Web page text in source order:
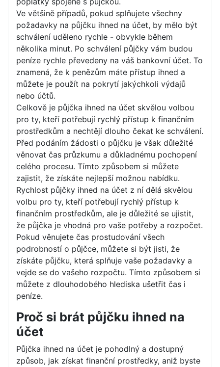
Ve většině případů, pokud splňujete všechny
požadavky na půjčku ihned na účet, by mělo být
schválení uděleno rychle - obvykle během
několika minut. Po schválení půjčky vám budou
peníze rychle převedeny na váš bankovní účet. To
znamená, že k penězům máte přístup ihned a
můžete je použít na pokrytí jakýchkoli výdajů
nebo účtů.
Celkově je půjčka ihned na účet skvělou volbou
pro ty, kteří potřebují rychlý přístup k finančním
prostředkům a nechtějí dlouho čekat ke schválení.
Před podáním žádosti o půjčku je však důležité
věnovat čas průzkumu a důkladnému pochopení
celého procesu. Tímto způsobem si můžete
zajistit, že získáte nejlepší možnou nabídku.
Rychlost půjčky ihned na účet z ní dělá skvělou
volbu pro ty, kteří potřebují rychlý přístup k
finančním prostředkům, ale je důležité se ujistit,
že půjčka je vhodná pro vaše potřeby a rozpočet.
Pokud věnujete čas prostudování všech
podrobností o půjčce, můžete si být jisti, že
získáte půjčku, která splňuje vaše požadavky a
vejde se do vašeho rozpočtu. Tímto způsobem si
můžete z dlouhodobého hlediska ušetřit čas i
peníze.
Proč si brát půjčku ihned na
účet
Půjčka ihned na účet je pohodlný a dostupný
způsob, jak získat finanční prostředky, aniž byste